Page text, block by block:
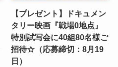
【プレゼント】ドキュメン
タリー映画『戦場0地点』
特別試写会に40組80名様ご
招待☆（応募締切：8月19
日）